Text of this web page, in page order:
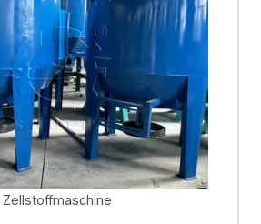
Zellstoffmaschine